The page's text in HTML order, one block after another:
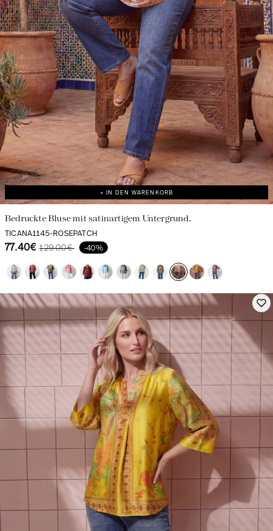
Entdecken Sie unser Universum
+ IN DEN WARENKORB
Bedruckte Bluse mit satinartigem Untergrund.
TICANA1145-ROSEPATCH
77.40€ 129.00€ -40%